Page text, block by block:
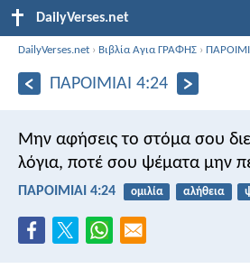
DailyVerses.net
DailyVerses.net › Βιβλία Αγια ΓΡΑΦΗΣ ›
ΠΑΡΟΙΜΙΑΙ 4:24
Μην αφήσεις το στόμα σου
λόγια, ποτέ σου ψέματα μην
ΠΑΡΟΙΜΙΑΙ 4:24 ομιλία αλήθεια